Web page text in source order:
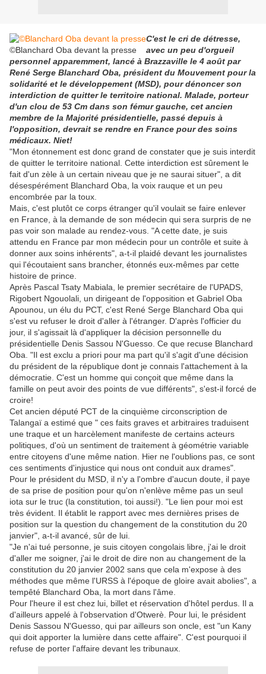
©Blanchard Oba devant la presse
C'est le cri de détresse,
avec un peu d'orgueil
personnel apparemment, lancé à Brazzaville le 4 août par
René Serge Blanchard Oba, président du Mouvement pour la
solidarité et le développement (MSD), pour dénoncer son
interdiction de quitter le territoire national. Malade, porteur
d'un clou de 53 Cm dans son fémur gauche, cet ancien
membre de la Majorité présidentielle, passé depuis à
l'opposition, devrait se rendre en France pour des soins
médicaux. Niet!
"Mon étonnement est donc grand de constater que je suis interdit
de quitter le territoire national. Cette interdiction est sûrement le
fait d'un zèle à un certain niveau que je ne saurai situer", a dit
désespérément Blanchard Oba, la voix rauque et un peu
encombrée par la toux.
Mais, c'est plutôt ce corps étranger qu'il voulait se faire enlever
en France, à la demande de son médecin qui sera surpris de ne
pas voir son malade au rendez-vous. "A cette date, je suis
attendu en France par mon médecin pour un contrôle et suite à
donner aux soins inhérents", a-t-il plaidé devant les journalistes
qui l'écoutaient sans brancher, étonnés eux-mêmes par cette
histoire de prince.
Après Pascal Tsaty Mabiala, le premier secrétaire de l'UPADS,
Rigobert Ngouolali, un dirigeant de l'opposition et Gabriel Oba
Apounou, un élu du PCT, c'est René Serge Blanchard Oba qui
s'est vu refuser le droit d'aller à l'étranger. D'après l'officier du
jour, il s'agissait là d'appliquer la décision personnelle du
présidentielle Denis Sassou N'Guesso. Ce que recuse Blanchard
Oba. "Il est exclu a priori pour ma part qu'il s'agit d'une décision
du président de la république dont je connais l'attachement à la
démocratie. C'est un homme qui conçoit que même dans la
famille on peut avoir des points de vue différents", s'est-il forcé de
croire!
Cet ancien député PCT de la cinquième circonscription de
Talangaï a estimé que " ces faits graves et arbitraires traduisent
une traque et un harcèlement manifeste de certains acteurs
politiques, d'où un sentiment de traitement à géométrie variable
entre citoyens d'une même nation. Hier ne l'oublions pas, ce sont
ces sentiments d'injustice qui nous ont conduit aux drames".
Pour le président du MSD, il n'y a l'ombre d'aucun doute, il paye
de sa prise de position pour qu'on n'enlève même pas un seul
iota sur le truc (la constitution, toi aussi!). "Le lien pour moi est
très évident. Il établit le rapport avec mes dernières prises de
position sur la question du changement de la constitution du 20
janvier", a-t-il avancé, sûr de lui.
"Je n'ai tué personne, je suis citoyen congolais libre, j'ai le droit
d'aller me soigner, j'ai le droit de dire non au changement de la
constitution du 20 janvier 2002 sans que cela m'expose à des
méthodes que même l'URSS à l'époque de gloire avait abolies", a
tempêté Blanchard Oba, la mort dans l'âme.
Pour l'heure il est chez lui, billet et réservation d'hôtel perdus. Il a
d'ailleurs appelé à l'observation d'Otwerè. Pour lui, le président
Denis Sassou N'Guesso, qui par ailleurs son oncle, est "un Kany
qui doit apporter la lumière dans cette affaire". C'est pourquoi il
refuse de porter l'affaire devant les tribunaux.